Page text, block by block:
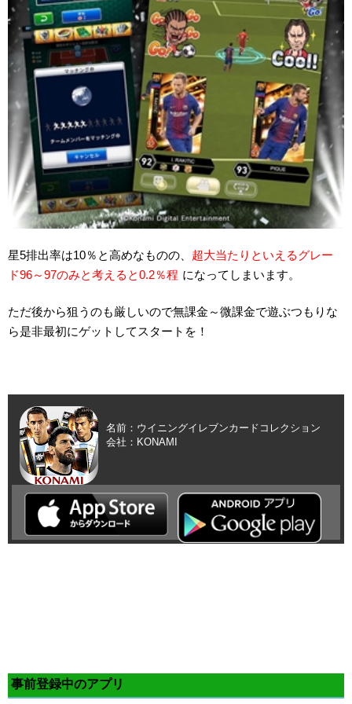
星5排出率は10％と高めなものの、 超大当たりといえるグレー
ド96～97のみと考えると0.2％程 になってしまいます。
ただ後から狙うのも厳しいので無課金～微課金で遊ぶつもりな
ら是非最初にゲットしてスタートを！
名前：ウイニングイレブンカードコレクション
会社：KONAMI
事前登録中のアプリ